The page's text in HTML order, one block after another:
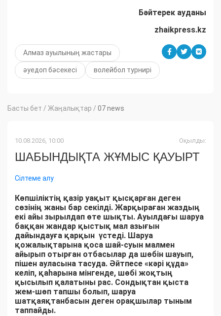
Бәйтерек ауданы
zhaikpress.kz
Алмаз ауылының жастары
әуедоп бәсекесі волейбол турнирі
Басты бет / Жаңалықтар / 07 news
10.08.2026, 10:00 Оқылды:
ШАБЫНДЫҚТА ЖҰМЫС ҚАУЫРТ
Сілтеме алу
Көпшіліктің қазір уақыт қысқарған деген
сөзінің жаны бар секілді. Жарқыраған жаздың
екі айы зырылдап өте шықты. Ауылдағы шаруа
баққан жандар қыстық мал азығын
дайындауға қарқын үстеді. Шаруа
қожалықтарына қоса шай-суын малмен
айырып отырған отбасылар да шөбін шауып,
пішен ауласына тасуда. Әйтпесе «кәрі құда»
келіп, қаһарына мінгенде, шөбі жоқтың
қысылып қалатыны рас. Сондықтан қыста
жем-шөп тапшы болып, шаруа
шатқаяқтанбасын деген орақшылар тыным
таппайды.